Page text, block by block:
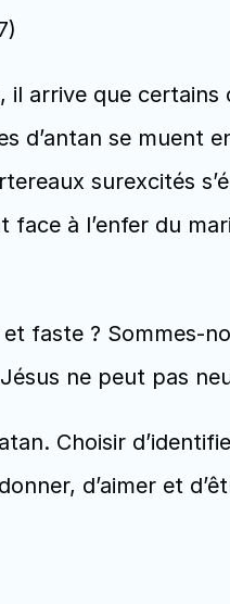
il arrive que
d’antan se muent
surexcités
à l’enfer du
faste ? Sommes-
ne peut pas
Choisir
d’aimer et